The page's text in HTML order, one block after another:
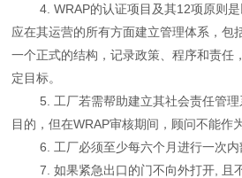
4. WRAP的认证项目及其12项原则是
应在其运营的所有方面建立管理体系，包
一个正式的结构，记录政策、程序和责任
定目标。
5. 工厂若需帮助建立其社会责任管理
目的，但在WRAP审核期间，顾问不能作
6. 工厂必须至少每六个月进行一次内
7. 如果紧急出口的门不向外打开, 且